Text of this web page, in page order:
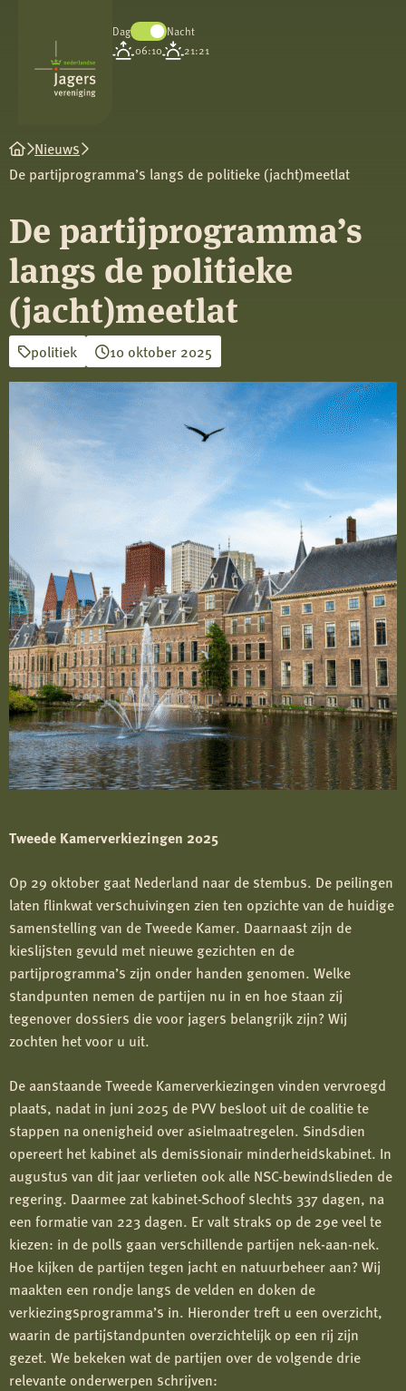
Koninklijke
Nederlandse
Jagersvereniging
Dag
Nacht
06:10
21:21
Nieuws
De partijprogramma’s langs de politieke (jacht)meetlat
De partijprogramma’s
langs de politieke
(jacht)meetlat
politiek 10 oktober 2025
Tweede Kamerverkiezingen 2025
Op 29 oktober gaat Nederland naar de stembus. De peilingen
laten flinkwat verschuivingen zien ten opzichte van de huidige
samenstelling van de Tweede Kamer. Daarnaast zijn de
kieslijsten gevuld met nieuwe gezichten en de
partijprogramma’s zijn onder handen genomen. Welke
standpunten nemen de partijen nu in en hoe staan zij
tegenover dossiers die voor jagers belangrijk zijn? Wij
zochten het voor u uit.
De aanstaande Tweede Kamerverkiezingen vinden vervroegd
plaats, nadat in juni 2025 de PVV besloot uit de coalitie te
stappen na onenigheid over asielmaatregelen. Sindsdien
opereert het kabinet als demissionair minderheidskabinet. In
augustus van dit jaar verlieten ook alle NSC-bewindslieden de
regering. Daarmee zat kabinet-Schoof slechts 337 dagen, na
een formatie van 223 dagen. Er valt straks op de 29e veel te
kiezen: in de polls gaan verschillende partijen nek-aan-nek.
Hoe kijken de partijen tegen jacht en natuurbeheer aan? Wij
maakten een rondje langs de velden en doken de
verkiezingsprogramma’s in. Hieronder treft u een overzicht,
waarin de partijstandpunten overzichtelijk op een rij zijn
gezet. We bekeken wat de partijen over de volgende drie
relevante onderwerpen schrijven: